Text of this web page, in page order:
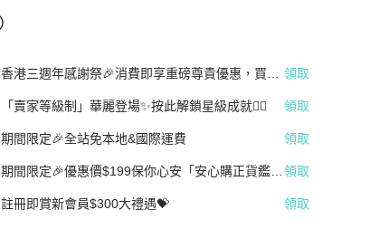
香港三週年感謝祭🎉消費即享重磅尊貴優惠，買越
領取
「賣家等級制」華麗登場✨按此解鎖星級成就👆🏻 領取
期間限定🎉全站免本地&國際運費 領取
期間限定🎉優惠價$199保你心安「安心購正貨鑑
領取
註冊即賞新會員$300大禮遇💝 領取